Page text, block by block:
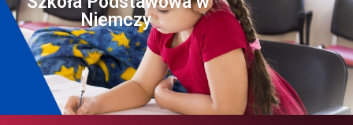
Niemczy ​